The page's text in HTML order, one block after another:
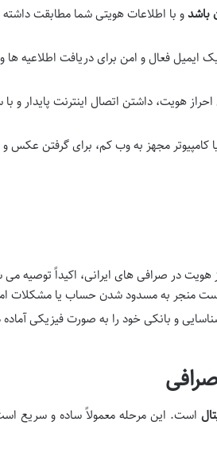
باشدو با اطلاعات هویتی شما مطابقت
فعال و امن برای دریافت اطلاعیه ها و
هویت، داشتن اتصال اینترنت پایدار و
کامپیوتر مجهز به وب کم، برای گرفتن عکس و
هویت در صرافی های ایرانی، اکیداً توصیه می
و بانکی خود را به صورت فیزیکی آماده
است. این مرحله معمولاً ساده و سریع